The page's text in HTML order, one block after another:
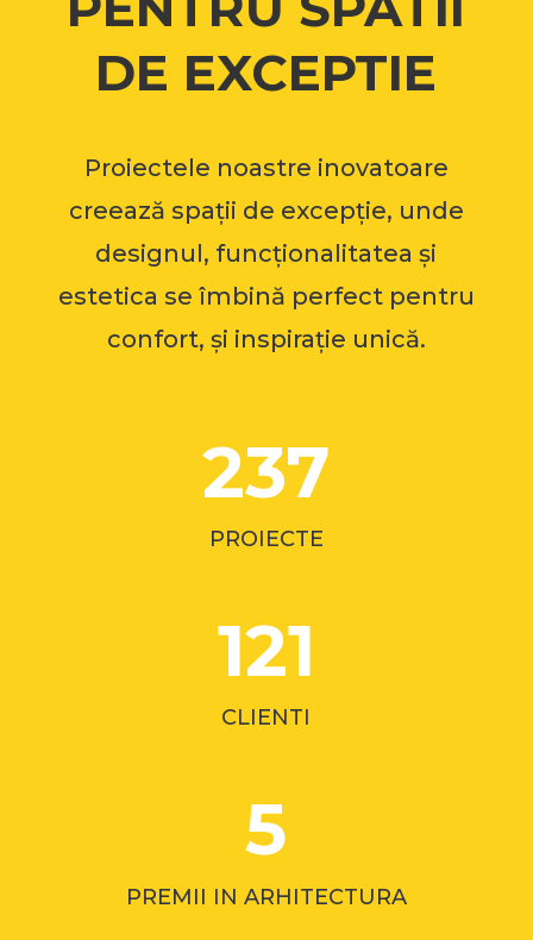
DE EXCEPTIE
Proiectele noastre inovatoare
creează spații de excepție, unde
designul, funcționalitatea și
estetica se îmbină perfect pentru
confort, și inspirație unică.
237
PROIECTE
121
CLIENTI
5
PREMII IN ARHITECTURA